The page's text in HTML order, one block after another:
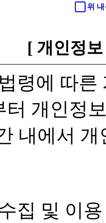
위
[ 개인정
령에 따른
터 개인정
내에서
집 및 이용